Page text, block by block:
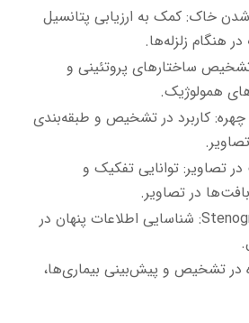
خاک: کمک به ارزیابی پتانسیل
هنگام زلزله‌ها.
تشخیص ساختارهای پروتئینی و
همولوژیک.
کاربرد در تشخیص و طبقه‌بندی
تصاویر: توانایی تفکیک و
در تصاویر.
تشخیص Stenography: شناسایی اطلاعات پنهان در
در تشخیص و پیش‌بینی بیماری‌ها،